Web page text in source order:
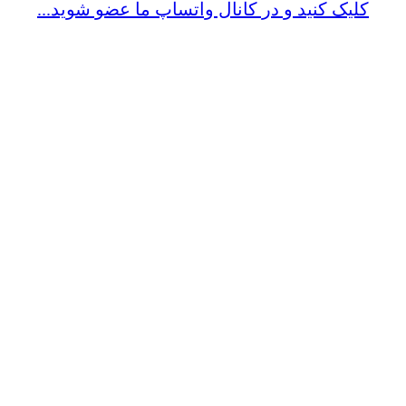
کلیک کنید و در کانال واتساپ ما عضو شوید...